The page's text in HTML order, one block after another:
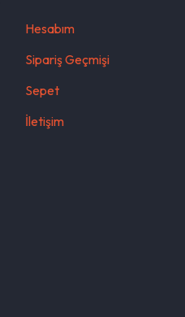
Hesabım
Sipariş Geçmişi
Sepet
İletişim